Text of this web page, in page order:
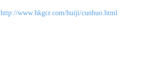
http://www.hkgcr.com/huiji/cunhuo.html